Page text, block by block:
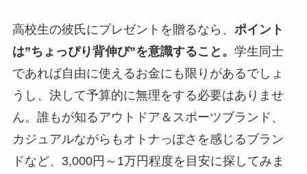
高校生の彼氏にプレゼントを贈るなら、 ポイント
は”ちょっぴり背伸び”を意識すること。 学生同士
であれば自由に使えるお金にも限りがあるでしょ
うし、決して予算的に無理をする必要はありませ
ん。誰もが知るアウトドア＆スポーツブランド、
カジュアルながらもオトナっぽさを感じるブラン
ドなど、3,000円～1万円程度を目安に探してみま